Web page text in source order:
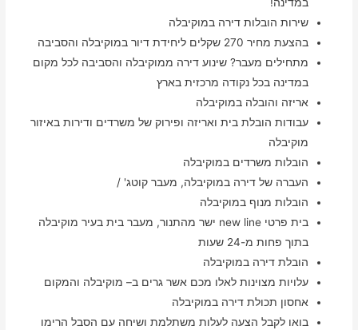
שירות הובלות דירה במוקיבלה
בהצעת מחיר 270 שקלים ליחידת דיור במוקיבלה והסביבה
מתחילים מעבר? שינוע דירה ממוקיבלה והסביבה לכל מקום
במדינה בכל נקודה מרכזית בארץ
אריזה והובלה במוקיבלה
עבודות הובלת בית ואריזה ופירוק של משרדים ודירות באיזור
מוקיבלה
הובלות משרדים במוקיבלה
העברה של דירה במוקיבלה, מעבר קוטג' /
הובלות מנוף במוקיבלה
בית פרטי new line ישר מהתנור, מעבר בית בעיר מוקיבלה
בתוך פחות מ-24 שעות
הובלת דירה במוקיבלה
עלויות מצוינות לאלו מכם אשר גרים ב– מוקיבלה והמקום
אחסון תכולת דירה במוקיבלה
בואו לקבל הצעה לעלות משתלמת ושיחה עם הסבל הרימו